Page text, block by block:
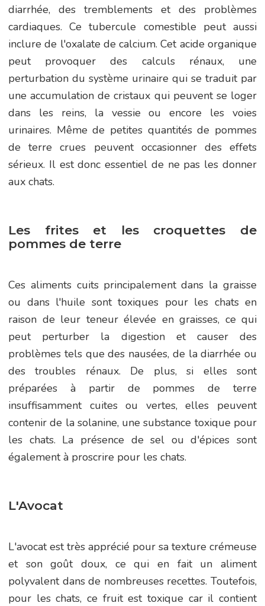
diarrhée, des tremblements et des problèmes
cardiaques. Ce tubercule comestible peut aussi
inclure de l'oxalate de calcium. Cet acide organique
peut provoquer des calculs rénaux, une
perturbation du système urinaire qui se traduit par
une accumulation de cristaux qui peuvent se loger
dans les reins, la vessie ou encore les voies
urinaires. Même de petites quantités de pommes
de terre crues peuvent occasionner des effets
sérieux. Il est donc essentiel de ne pas les donner
aux chats.
Les frites et les croquettes de
pommes de terre
Ces aliments cuits principalement dans la graisse
ou dans l'huile sont toxiques pour les chats en
raison de leur teneur élevée en graisses, ce qui
peut perturber la digestion et causer des
problèmes tels que des nausées, de la diarrhée ou
des troubles rénaux. De plus, si elles sont
préparées à partir de pommes de terre
insuffisamment cuites ou vertes, elles peuvent
contenir de la solanine, une substance toxique pour
les chats. La présence de sel ou d'épices sont
également à proscrire pour les chats.
L'Avocat
L'avocat est très apprécié pour sa texture crémeuse
et son goût doux, ce qui en fait un aliment
polyvalent dans de nombreuses recettes. Toutefois,
pour les chats, ce fruit est toxique car il contient